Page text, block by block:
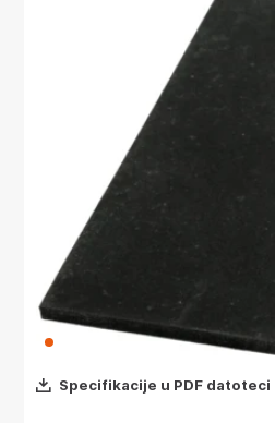
Specifikacije u PDF datoteci